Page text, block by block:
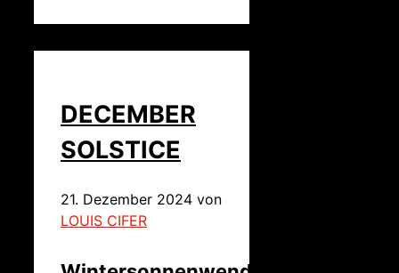
DECEMBER
SOLSTICE
21. Dezember 2024 von
LOUIS CIFER